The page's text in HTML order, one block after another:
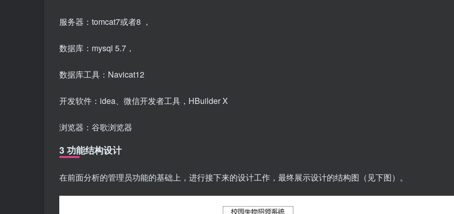
服务器：tomcat7或者8 ，
数据库：mysql 5.7，
数据库工具：Navicat12
开发软件：idea、微信开发者工具，HBuilder X
浏览器：谷歌浏览器
3 功能结构设计
在前面分析的管理员功能的基础上，进行接下来的设计工作，最终展示设计的结构图（见下图）。